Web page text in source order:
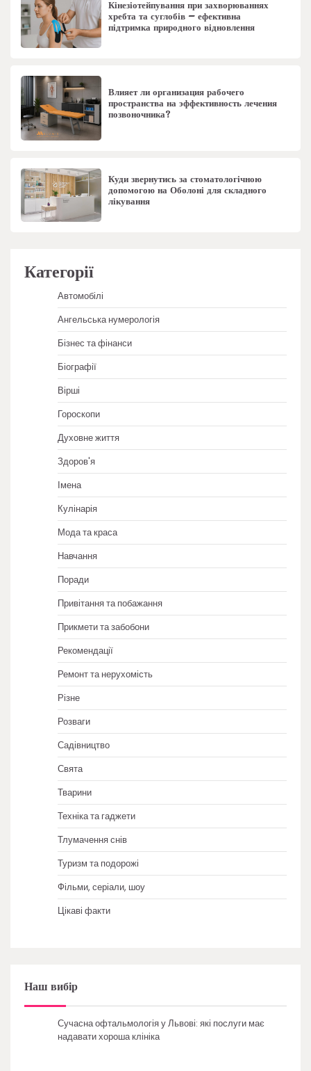
Кінезіотейпування при захворюваннях
хребта та суглобів – ефективна
підтримка природного відновлення
Влияет ли организация рабочего
пространства на эффективность лечения
позвоночника?
Куди звернутись за стоматологічною
допомогою на Оболоні для складного
лікування
Категорії
Автомобілі
Ангельська нумерологія
Бізнес та фінанси
Біографії
Вірші
Гороскопи
Духовне життя
Здоров'я
Імена
Кулінарія
Мода та краса
Навчання
Поради
Привітання та побажання
Прикмети та забобони
Рекомендації
Ремонт та нерухомість
Різне
Розваги
Садівництво
Свята
Тварини
Техніка та гаджети
Тлумачення снів
Туризм та подорожі
Фільми, серіали, шоу
Цікаві факти
Наш вибір
Сучасна офтальмологія у Львові: які послуги має
надавати хороша клініка